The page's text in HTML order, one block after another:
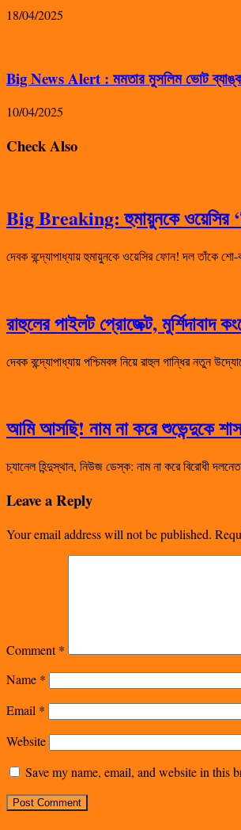
18/04/2025
Big News Alert : মমতার মুসলিম ভোট
10/04/2025
Check Also
Big Breaking: হুমায়ুনকে ওয়েসির
দেবক বন্দ্যোপাধ্যায় হুমায়ুনকে ওয়েসির ফোন! দল
রাহুলের পাইলট প্রোজেক্ট, মুর্শিদাবাদ
দেবক বন্দ্যোপাধ্যায় পশ্চিমবঙ্গ নিয়ে রাহুল গান্ধির নতুন
আমি আসছি! নাম না করে শুভেন্দুকে
চ্যানেল হিন্দুস্থান, নিউজ ডেস্ক: নাম না করে বিরোধী
Leave a Reply
Your email address will not be published.
Comment*
Name *
Email *
Website
Save my name, email, and website in this